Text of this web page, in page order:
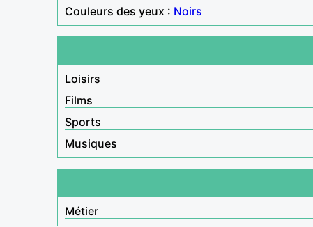
Couleurs des yeux : Noirs
Loisirs
Films
Sports
Musiques
Métier